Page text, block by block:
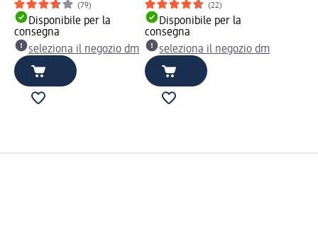
(79)
Disponibile per la
consegna
seleziona il negozio dm
(22)
Disponibile per la
consegna
seleziona il negozio dm